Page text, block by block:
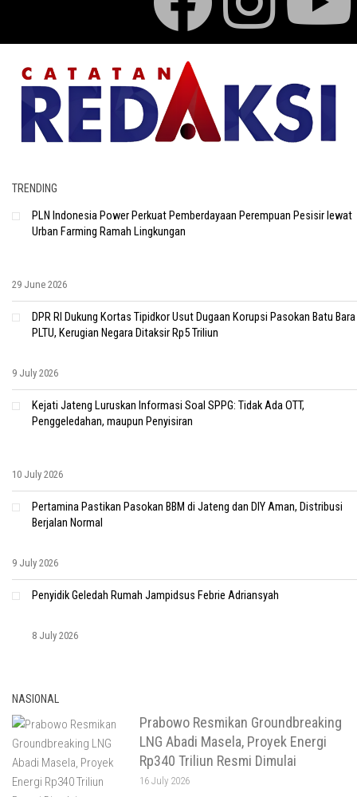
TRENDING
PLN Indonesia Power Perkuat Pemberdayaan Perempuan Pesisir lewat
Urban Farming Ramah Lingkungan
29 June 2026
DPR RI Dukung Kortas Tipidkor Usut Dugaan Korupsi Pasokan Batu Bara
PLTU, Kerugian Negara Ditaksir Rp5 Triliun
9 July 2026
Kejati Jateng Luruskan Informasi Soal SPPG: Tidak Ada OTT,
Penggeledahan, maupun Penyisiran
10 July 2026
Pertamina Pastikan Pasokan BBM di Jateng dan DIY Aman, Distribusi
Berjalan Normal
9 July 2026
Penyidik Geledah Rumah Jampidsus Febrie Adriansyah
8 July 2026
NASIONAL
Prabowo Resmikan Groundbreaking
LNG Abadi Masela, Proyek Energi
Rp340 Triliun Resmi Dimulai
16 July 2026